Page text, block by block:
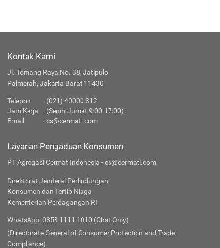
Kontak Kami
Jl. Tomang Raya No. 38, Jatipulo
Palmerah, Jakarta Barat 11430
Telepon
: (021) 40000 312
Jam Kerja
: (Senin-Jumat 9:00-17:00)
Email
:cs@cermati.com
Layanan Pengaduan Konsumen
PT Agregasi Cermat Indonesia - cs@cermati.com
Direktorat Jenderal Perlindungan
Konsumen dan Tertib Niaga
Kementerian Perdagangan RI
WhatsApp: 0853 1111 1010 (Chat Only)
(Directorate General of Consumer Protection and Trade
Compliance)